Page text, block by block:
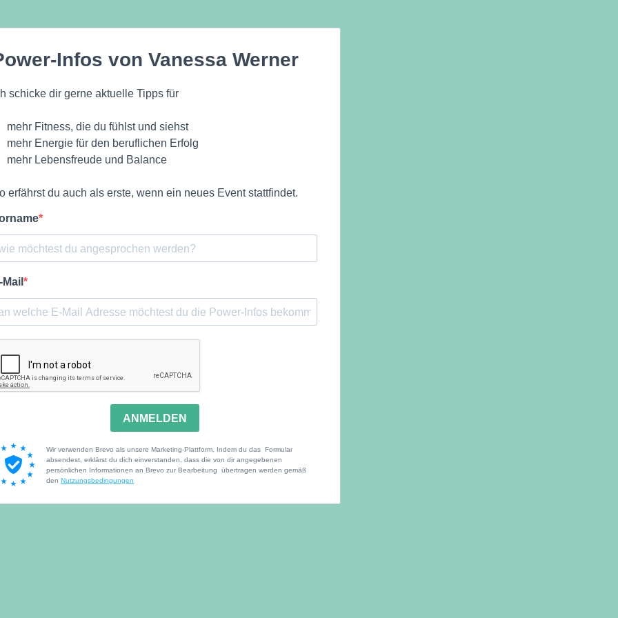
Infos von Vanessa Werner
schicke dir gerne aktuelle Tipps für
mehr Fitness, die du fühlst und siehst
mehr Energie für den beruflichen Erfolg
mehr Lebensfreude und Balance
erfährst du auch als erste, wenn ein neues Event stattfindet.
Mail
ANMELDEN
Wir verwenden Brevo als unsere Marketing-Plattform. Indem du das Formular
absendest, erklärst du dich einverstanden, dass die von dir angegebenen
persönlichen Informationen an Brevo zur Bearbeitung übertragen werden gemäß
den Nutzungsbedingungen